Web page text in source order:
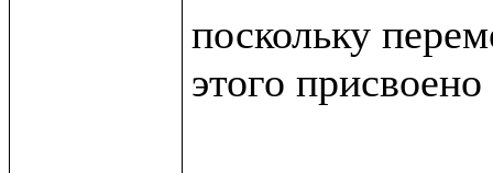
поскольку
этого